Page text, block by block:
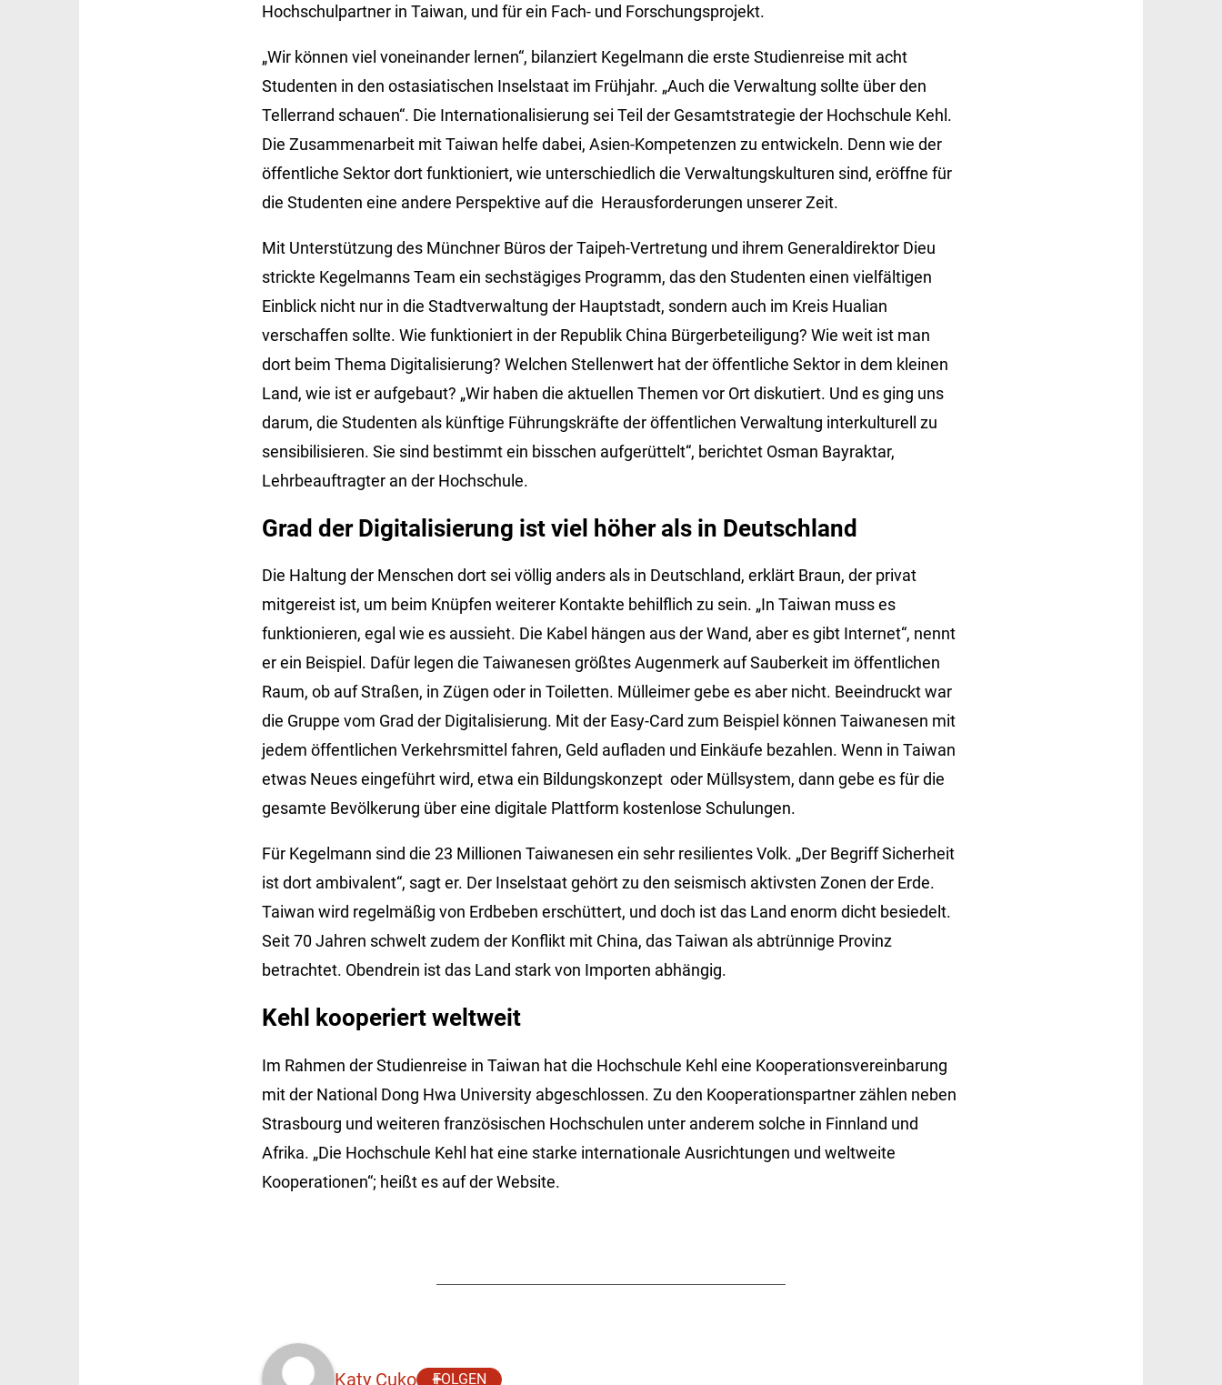
Hochschulpartner in Taiwan, und für ein Fach- und Forschungsprojekt.
„Wir können viel voneinander lernen“, bilanziert Kegelmann die erste Studienreise mit acht
Studenten in den ostasiatischen Inselstaat im Frühjahr. „Auch die Verwaltung sollte über den
Tellerrand schauen“. Die Internationalisierung sei Teil der Gesamtstrategie der Hochschule Kehl.
Die Zusammenarbeit mit Taiwan helfe dabei, Asien-Kompetenzen zu entwickeln. Denn wie der
öffentliche Sektor dort funktioniert, wie unterschiedlich die Verwaltungskulturen sind, eröffne für
die Studenten eine andere Perspektive auf die Herausforderungen unserer Zeit.
Mit Unterstützung des Münchner Büros der Taipeh-Vertretung und ihrem Generaldirektor Dieu
strickte Kegelmanns Team ein sechstägiges Programm, das den Studenten einen vielfältigen
Einblick nicht nur in die Stadtverwaltung der Hauptstadt, sondern auch im Kreis Hualian
verschaffen sollte. Wie funktioniert in der Republik China Bürgerbeteiligung? Wie weit ist man
dort beim Thema Digitalisierung? Welchen Stellenwert hat der öffentliche Sektor in dem kleinen
Land, wie ist er aufgebaut? „Wir haben die aktuellen Themen vor Ort diskutiert. Und es ging uns
darum, die Studenten als künftige Führungskräfte der öffentlichen Verwaltung interkulturell zu
sensibilisieren. Sie sind bestimmt ein bisschen aufgerüttelt“, berichtet Osman Bayraktar,
Lehrbeauftragter an der Hochschule.
Grad der Digitalisierung ist viel höher als in Deutschland
Die Haltung der Menschen dort sei völlig anders als in Deutschland, erklärt Braun, der privat
mitgereist ist, um beim Knüpfen weiterer Kontakte behilflich zu sein. „In Taiwan muss es
funktionieren, egal wie es aussieht. Die Kabel hängen aus der Wand, aber es gibt Internet“, nennt
er ein Beispiel. Dafür legen die Taiwanesen größtes Augenmerk auf Sauberkeit im öffentlichen
Raum, ob auf Straßen, in Zügen oder in Toiletten. Mülleimer gebe es aber nicht. Beeindruckt war
die Gruppe vom Grad der Digitalisierung. Mit der Easy-Card zum Beispiel können Taiwanesen mit
jedem öffentlichen Verkehrsmittel fahren, Geld aufladen und Einkäufe bezahlen. Wenn in Taiwan
etwas Neues eingeführt wird, etwa ein Bildungskonzept oder Müllsystem, dann gebe es für die
gesamte Bevölkerung über eine digitale Plattform kostenlose Schulungen.
Für Kegelmann sind die 23 Millionen Taiwanesen ein sehr resilientes Volk. „Der Begriff Sicherheit
ist dort ambivalent“, sagt er. Der Inselstaat gehört zu den seismisch aktivsten Zonen der Erde.
Taiwan wird regelmäßig von Erdbeben erschüttert, und doch ist das Land enorm dicht besiedelt.
Seit 70 Jahren schwelt zudem der Konflikt mit China, das Taiwan als abtrünnige Provinz
betrachtet. Obendrein ist das Land stark von Importen abhängig.
Kehl kooperiert weltweit
Im Rahmen der Studienreise in Taiwan hat die Hochschule Kehl eine Kooperationsvereinbarung
mit der National Dong Hwa University abgeschlossen. Zu den Kooperationspartner zählen neben
Strasbourg und weiteren französischen Hochschulen unter anderem solche in Finnland und
Afrika. „Die Hochschule Kehl hat eine starke internationale Ausrichtungen und weltweite
Kooperationen“; heißt es auf der Website.
Katy Cuko FOLGEN